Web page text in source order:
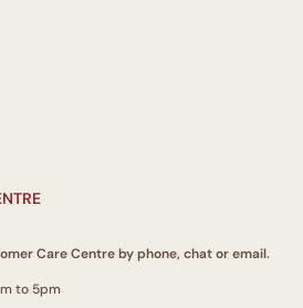
Care Centre by phone, chat or email.
to 5pm